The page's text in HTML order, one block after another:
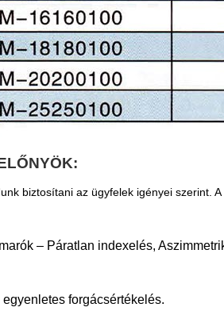
biztosítani az ügyfelek igényei szerint.
– Páratlan indexelés,
forgácsértékelés.